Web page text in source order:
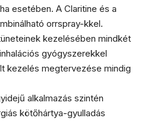
esetében. A Claritine és a
orrspray-kkel.
kezelésében mindkét
gyógyszerekkel
kezelés megtervezése mindig
alkalmazás szintén
kötőhártya-gyulladás